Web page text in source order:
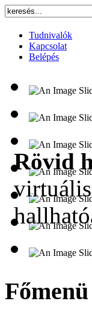
Tudnivalók
Kapcsolat
Belépés
Rövid
Főmenü